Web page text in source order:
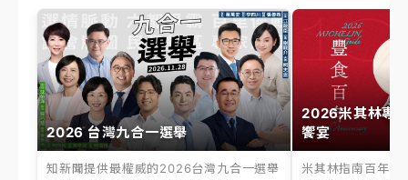
2026 台灣九合一選舉
知新聞提供最權威的2026台灣九合一選舉
2026米其林專
饗宴
米其林指南百年之